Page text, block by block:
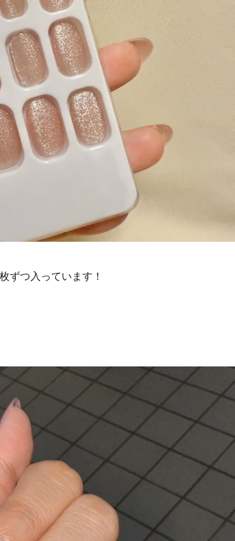
ずつ入っています！